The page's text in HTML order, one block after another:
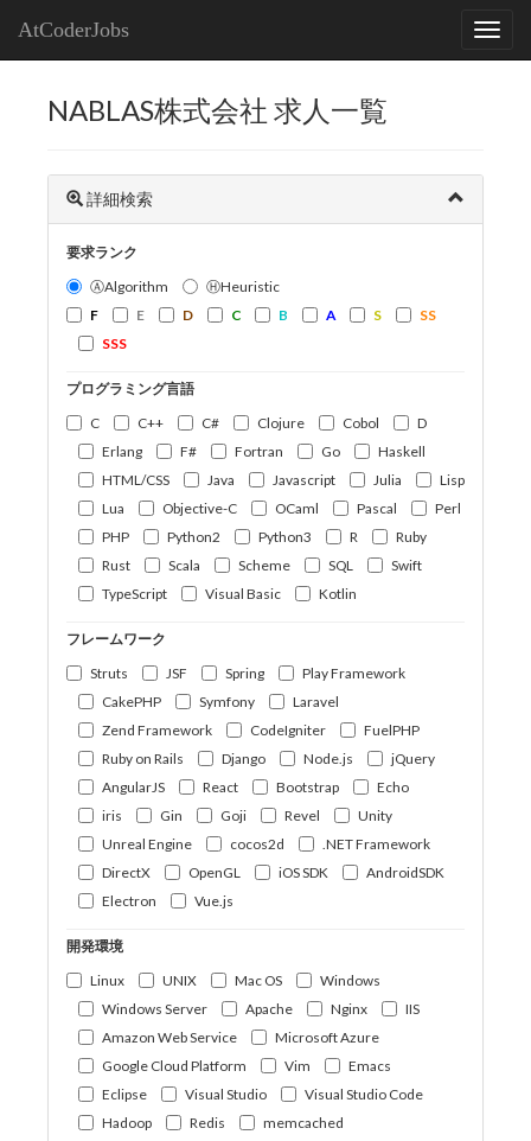
AtCoderJobs
NABLAS株式会社 求人一覧
詳細検索
要求ランク
ⒶAlgorithm
ⒽHeuristic
F
E D C B A S
SS
SSS
プログラミング言語
C
C++ C# Clojure Cobol
D
Erlang
F# Fortran Go
Haskell
HTML/CSS
Java Javascript Julia
Lisp
Lua
Objective-C OCaml Pascal
Perl
PHP
Python2 Python3 R
Ruby
Rust
Scala Scheme SQL
Swift
TypeScript
Visual Basic Kotlin
フレームワーク
Struts
JSF Spring
Play Framework
CakePHP
Symfony
Laravel
Zend Framework
CodeIgniter
FuelPHP
Ruby on Rails
Django Node.js
jQuery
AngularJS
React Bootstrap
Echo
iris
Gin Goji Revel
Unity
Unreal Engine
cocos2d
.NET Framework
DirectX
OpenGL iOS SDK
AndroidSDK
Electron
Vue.js
開発環境
Linux
UNIX Mac OS
Windows
Windows Server
Apache Nginx
IIS
Amazon Web Service
Microsoft Azure
Google Cloud Platform
Vim
Emacs
Eclipse
Visual Studio
Visual Studio Code
Hadoop
Redis
memcached